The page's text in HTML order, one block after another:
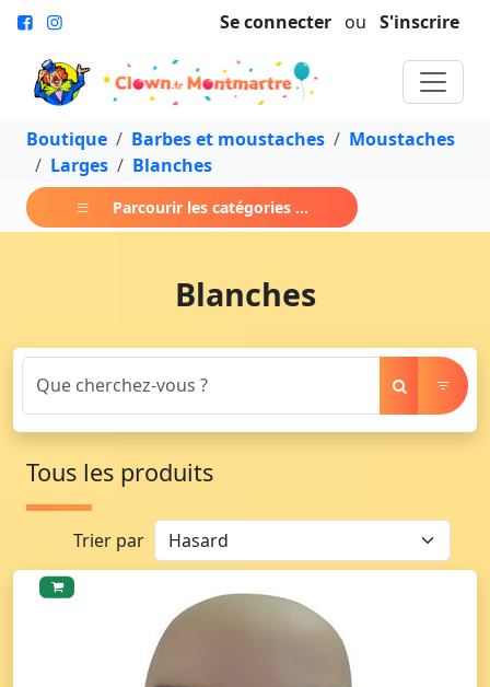
Se connecter ou S'inscrire
Boutique Barbes et moustaches
Moustaches
Larges
Blanches
Parcourir les catégories ...
Blanches
Tous les produits
Trier par